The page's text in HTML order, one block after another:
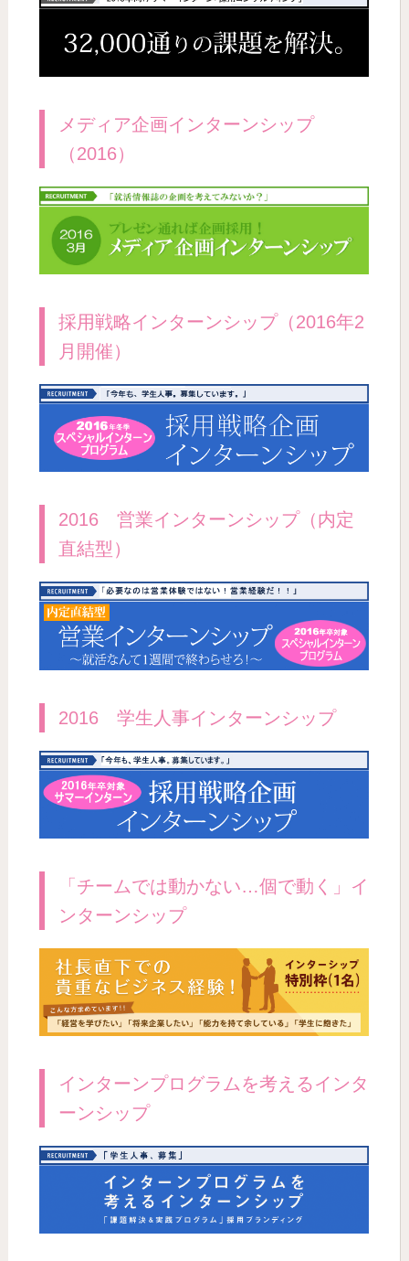
メディア企画インターンシップ
（2016）
採用戦略インターンシップ（2016年2
月開催）
2016 営業インターンシップ（内定
直結型）
2016 学生人事インターンシップ
「チームでは動かない…個で動く」イ
ンターンシップ
インターンプログラムを考えるインタ
ーンシップ